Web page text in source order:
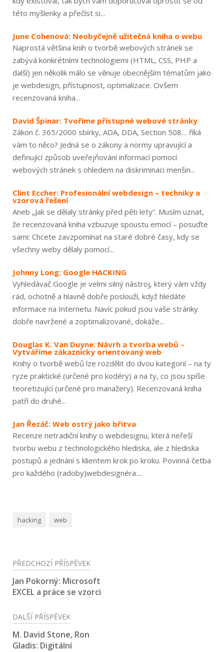
této myšlenky a přečíst si...
June Cohenová: Neobyčejně užitečná kniha o webu
Naprostá většina knih o tvorbě webových stránek se
zabývá konkrétními technologiemi (HTML, CSS, PHP a
další) jen několik málo se věnuje obecnějším tématům jako
je webdesign, přístupnost, optimalizace. Ovšem
recenzovaná kniha...
David Špinar: Tvoříme přístupné webové stránky
Zákon č. 365/2000 sbírky, ADA, DDA, Section 508… říká
vám to něco? Jedná se o zákony a normy upravující a
definující způsob uveřejňování informací pomocí
webových stránek s ohledem na diskriminaci menšin...
Clint Eccher: Profesionální webdesign – techniky a
vzorová řešení
Aneb „Jak se dělaly stránky před pěti lety“. Musím uznat,
že recenzovaná kniha vzbuzuje spoustu emocí – posuďte
sami: Chcete zavzpomínat na staré dobré časy, kdy se
všechny weby dělaly pomocí...
Johnny Long: Google HACKING
Vyhledávač Google je velmi silný nástroj, který vám vždy
rád, ochotně a hlavně dobře poslouží, když hledáte
informace na Internetu. Navíc pokud jsou vaše stránky
dobře navržené a zoptimalizované, dokáže...
Douglas K. Van Duyne: Návrh a tvorba webů –
Vytváříme zákaznicky orientovaný web
Knihy o tvorbě webů lze rozdělit do dvou kategorií – na ty
ryze praktické (určené pro kodéry) a na ty, co jsou spíše
teoretizující (určené pro manažery). Recenzovaná kniha
patří do druhé...
Jan Řezáč: Web ostrý jako břitva
Recenze netradiční knihy o webdesignu, která neřeší
tvorbu webu z technologického hlediska, ale z hlediska
postupů a jednání s klientem krok po kroku. Povinná četba
pro každého (radoby)webdesignéra....
hacking web
Navigace
pro
příspěvek
PŘEDCHOZÍ PŘÍSPĚVEK
Jan Pokorný: Microsoft
EXCEL a práce se vzorci
DALŠÍ PŘÍSPĚVEK
M. David Stone, Ron
Gladis: Digitální